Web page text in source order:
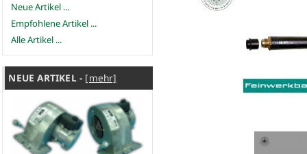
Neue Artikel ...
Empfohlene Artikel ...
Alle Artikel ...
NEUE ARTIKEL - [mehr]